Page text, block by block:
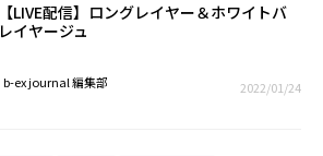
【LIVE配信】ロングレイヤー＆ホワイトバ
レイヤージュ
b-ex journal 編集部 2022/01/24